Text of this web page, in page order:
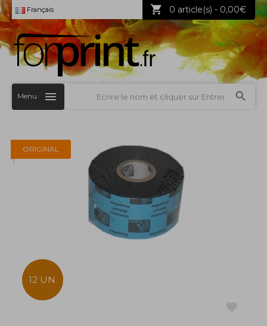
Français 0 article(s) - 0,00€
Menu
ORIGINAL
12 UN.